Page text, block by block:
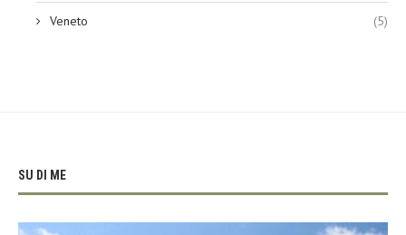
Veneto (5)
SU DI ME